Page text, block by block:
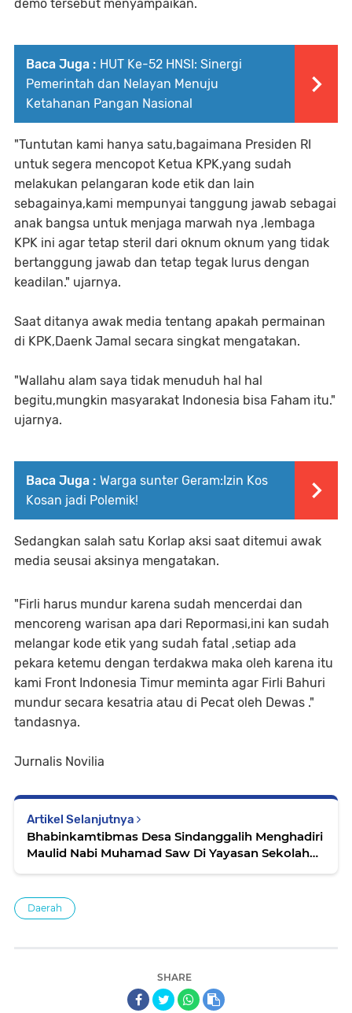
demo tersebut menyampaikan.
Baca Juga : HUT Ke-52 HNSI: Sinergi
Pemerintah dan Nelayan Menuju
Ketahanan Pangan Nasional
"Tuntutan kami hanya satu,bagaimana Presiden RI
untuk segera mencopot Ketua KPK,yang sudah
melakukan pelangaran kode etik dan lain
sebagainya,kami mempunyai tanggung jawab sebagai
anak bangsa untuk menjaga marwah nya ,lembaga
KPK ini agar tetap steril dari oknum oknum yang tidak
bertanggung jawab dan tetap tegak lurus dengan
keadilan." ujarnya.
Saat ditanya awak media tentang apakah permainan
di KPK,Daenk Jamal secara singkat mengatakan.
"Wallahu alam saya tidak menuduh hal hal
begitu,mungkin masyarakat Indonesia bisa Faham itu."
ujarnya.
Baca Juga : Warga sunter Geram:Izin Kos
Kosan jadi Polemik!
Sedangkan salah satu Korlap aksi saat ditemui awak
media seusai aksinya mengatakan.
"Firli harus mundur karena sudah mencerdai dan
mencoreng warisan apa dari Repormasi,ini kan sudah
melangar kode etik yang sudah fatal ,setiap ada
pekara ketemu dengan terdakwa maka oleh karena itu
kami Front Indonesia Timur meminta agar Firli Bahuri
mundur secara kesatria atau di Pecat oleh Dewas ."
tandasnya.
Jurnalis Novilia
Artikel Selanjutnya
Bhabinkamtibmas Desa Sindanggalih Menghadiri
Maulid Nabi Muhamad Saw Di Yayasan Sekolah
Daerah
SHARE